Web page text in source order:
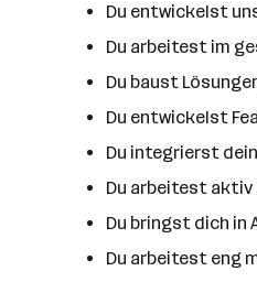
Du entwickelst
Du arbeitest im
Du baust
Du entwickelst
Du integrierst
Du arbeitest aktiv
Du bringst dich in
Du arbeitest eng